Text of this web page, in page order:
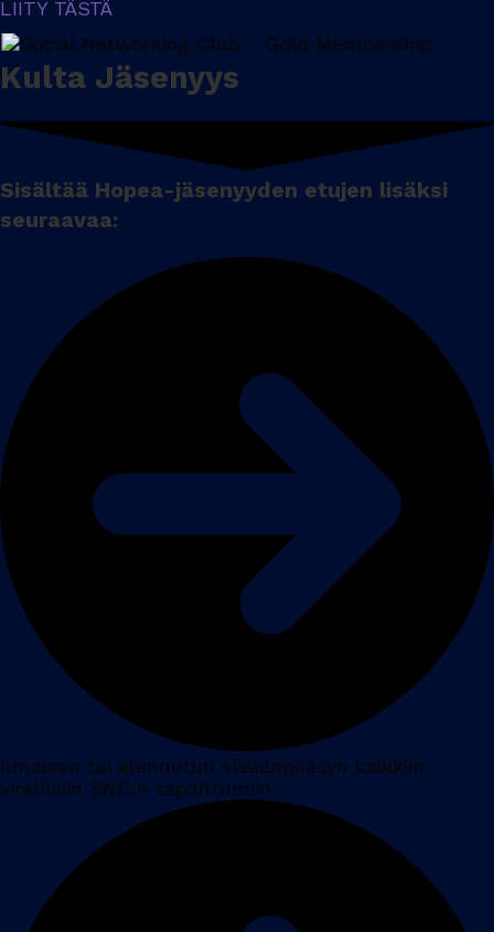
LIITY TÄSTÄ
Kulta Jäsenyys
Sisältää Hopea-jäsenyyden etujen lisäksi
seuraavaa:
Ilmaisen tai alennetun sisäänpääsyn kaikkiin
virallisiin SNC:n tapahtumiin.